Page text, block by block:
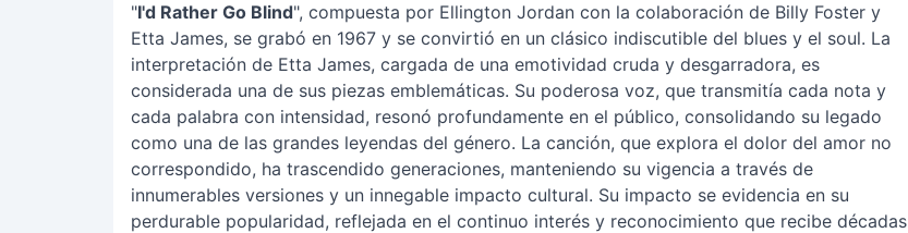
"I'd Rather Go Blind", compuesta por Ellington Jordan con la colaboración de Billy Foster y
Etta James, se grabó en 1967 y se convirtió en un clásico indiscutible del blues y el soul. La
interpretación de Etta James, cargada de una emotividad cruda y desgarradora, es
considerada una de sus piezas emblemáticas. Su poderosa voz, que transmitía cada nota y
cada palabra con intensidad, resonó profundamente en el público, consolidando su legado
como una de las grandes leyendas del género. La canción, que explora el dolor del amor no
correspondido, ha trascendido generaciones, manteniendo su vigencia a través de
innumerables versiones y un innegable impacto cultural. Su impacto se evidencia en su
perdurable popularidad, reflejada en el continuo interés y reconocimiento que recibe décadas